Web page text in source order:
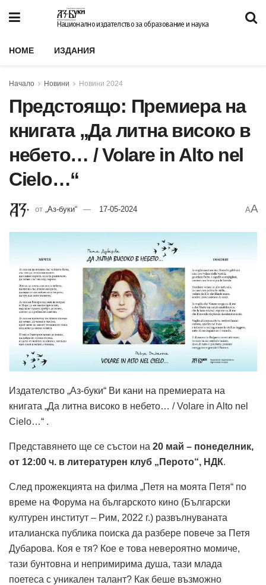
Национално издателство за образование и наука
HOME ИЗДАНИЯ
Начало Новини Новини 2024
Предстоящо: Премиера на
книгата „Да литна високо в
небето… / Volare in Alto nel
Cielo…“
от „Аз-буки“ 17-05-2024 AA
Издателство „Аз-буки“ Ви кани на премиерата на
книгата „Да литна високо в небето… / Volare in Alto nel
Cielo…“ .
Представянето ще се състои на 20 май – понеделник,
от 12:00 ч. в литературен клуб „Перото“, НДК.
След прожекцията на филма „Петя на моята Петя“ по
време на Форума на българското кино (Български
културен институт – Рим, 2022 г.) развълнуваната
италианска публика поиска да разбере повече за Петя
Дубарова. Коя е тя? Кое е това невероятно момиче,
тази бунтовна и непримирима душа, тази млада
поетеса с уникален талант? Как беше възможно